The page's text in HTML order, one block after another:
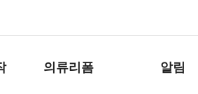
의류리폼 알림